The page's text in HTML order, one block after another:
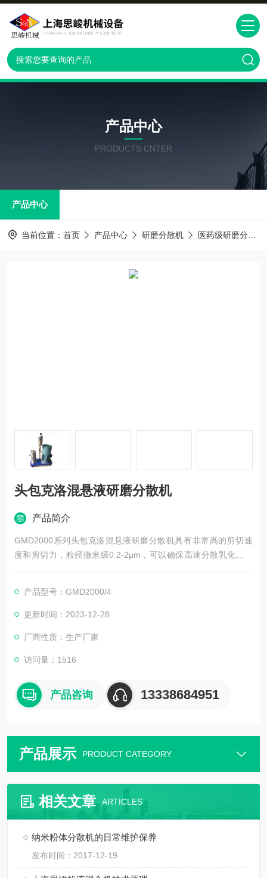
产品中心
PRODUCTS CNTER
产品中心
当前位置： 首页 产品中心 研磨分散机 医药级研磨分散机
头包克洛混悬液研磨分散机
产品简介
GMD2000系列头包克洛混悬液研磨分散机具有非常高的剪切速
度和剪切力，粒径微米级0.2-2μm，可以确保高速分散乳化的稳
定性。该设备可以适用于各种分散乳化工艺，也可用于生产包括
子系统生的剪切力使得溶质转移速度增加，从而使单一分子和宏
观分子媒介的分解加速。
产品型号：GMD2000/4
更新时间：2023-12-28
厂商性质：生产厂家
访问量：1516
产品咨询 13338684951
产品展示 PRODUCT CATEGORY
相关文章 ARTICLES
纳米粉体分散机的日常维护保养
发布时间：2017-12-19